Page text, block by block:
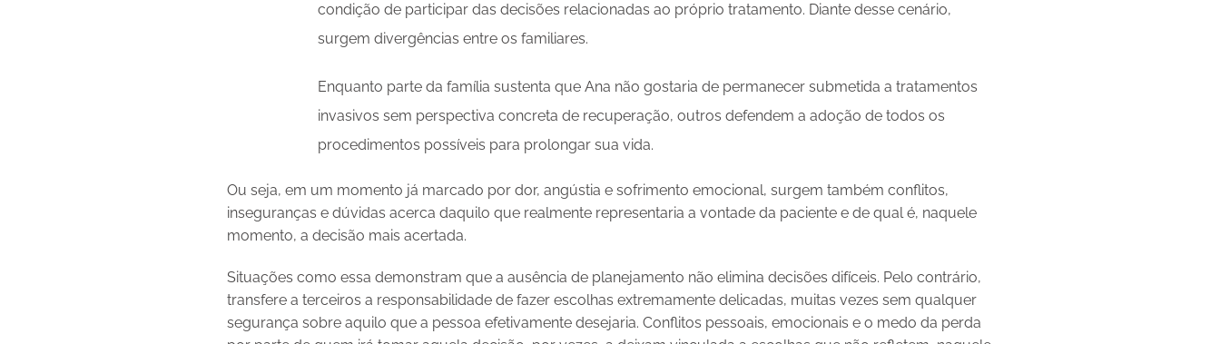
condição de participar das decisões relacionadas ao próprio tratamento. Diante desse cenário,
surgem divergências entre os familiares.
Enquanto parte da família sustenta que Ana não gostaria de permanecer submetida a tratamentos
invasivos sem perspectiva concreta de recuperação, outros defendem a adoção de todos os
procedimentos possíveis para prolongar sua vida.
Ou seja, em um momento já marcado por dor, angústia e sofrimento emocional, surgem também conflitos,
inseguranças e dúvidas acerca daquilo que realmente representaria a vontade da paciente e de qual é, naquele
momento, a decisão mais acertada.
Situações como essa demonstram que a ausência de planejamento não elimina decisões difíceis. Pelo contrário,
transfere a terceiros a responsabilidade de fazer escolhas extremamente delicadas, muitas vezes sem qualquer
segurança sobre aquilo que a pessoa efetivamente desejaria. Conflitos pessoais, emocionais e o medo da perda